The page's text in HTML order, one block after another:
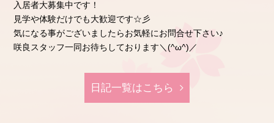
入居者大募集中です！
見学や体験だけでも大歓迎です☆彡
気になる事がございましたらお気軽にお問合せ下さい♪
咲良スタッフ一同お待ちしております＼(^ω^)／
日記⼀覧はこちら